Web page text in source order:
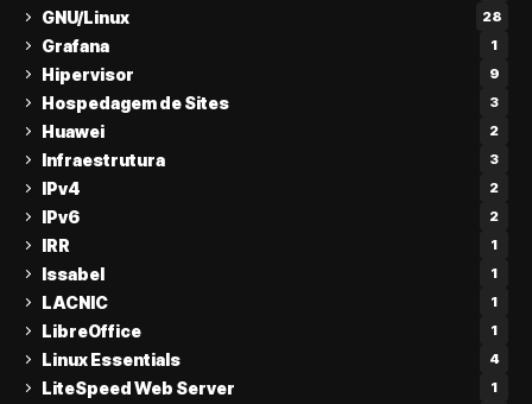
GNU/Linux 28
Grafana 1
Hipervisor 9
Hospedagem de Sites 3
Huawei 2
Infraestrutura 3
IPv4 2
IPv6 2
IRR 1
Issabel 1
LACNIC 1
LibreOffice 1
Linux Essentials 4
LiteSpeed Web Server 1